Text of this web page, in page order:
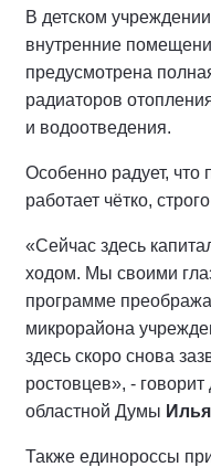
В детском
внутренние
предусмотрена
радиаторов
и водоотведения.
Особенно радует, что
работает чётко,
«Сейчас здесь
ходом. Мы своими
программе
микрорайона
здесь скоро снова
ростовцев», -
областной Думы
Также единороссы